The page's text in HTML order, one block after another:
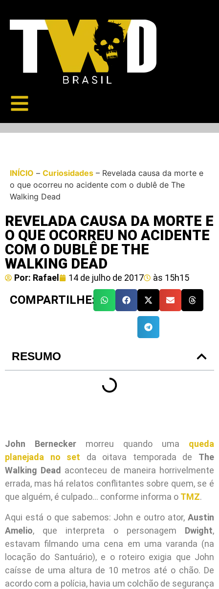
INÍCIO – Curiosidades – Revelada causa da morte e
o que ocorreu no acidente com o dublê de The
Walking Dead
REVELADA CAUSA DA MORTE E
O QUE OCORREU NO ACIDENTE
COM O DUBLÊ DE THE
WALKING DEAD
Por: Rafael 14 de julho de 2017 às 15h15
COMPARTILHE:
RESUMO
John Bernecker morreu quando uma queda
planejada no set da oitava temporada de The
Walking Dead aconteceu de maneira horrivelmente
errada, mas há relatos conflitantes sobre quem, se é
que alguém, é culpado… conforme informa o TMZ.
Aqui está o que sabemos: John e outro ator, Austin
Amelio, que interpreta o personagem Dwight,
estavam filmando uma cena em uma varanda (na
locação do Santuário), e o roteiro exigia que John
caísse de uma altura de 10 metros até o chão. De
acordo com a polícia, havia um colchão de segurança